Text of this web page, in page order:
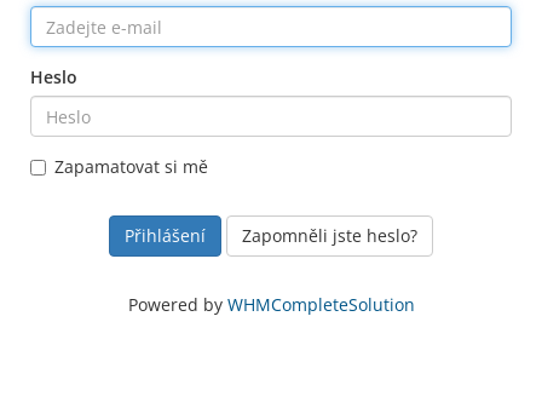
Heslo
Zapamatovat si mě
Zapomněli jste heslo?
Powered by WHMCompleteSolution